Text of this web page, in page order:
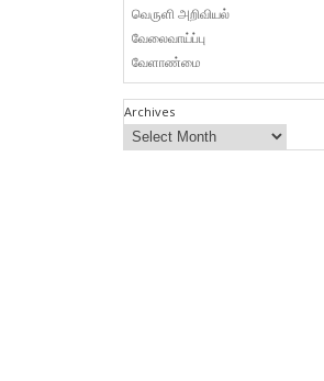
வெருளி அறிவியல்
வேலைவாய்ப்பு
வேளாண்மை
Archives